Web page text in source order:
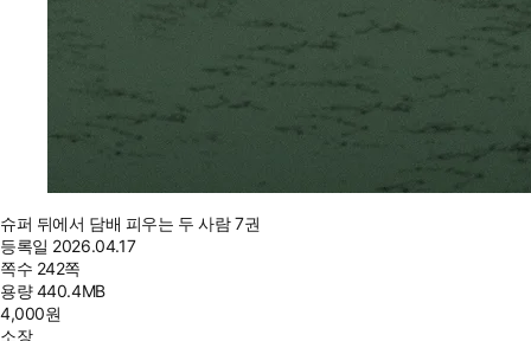
슈퍼 뒤에서 담배 피우는 두 사람 7권
등록일 2026.04.17
쪽수 242쪽
용량440.4MB
4,000원
소장